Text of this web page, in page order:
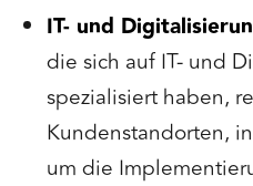
IT- und
die sich auf IT- und
spezialisiert haben,
Kundenstandorten,
um die